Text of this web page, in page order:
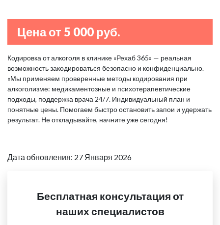
Цена от 5 000 руб.
Кодировка от алкоголя в клинике «Рехаб 365» — реальная
возможность закодироваться безопасно и конфиденциально.
«Мы применяем проверенные методы кодирования при
алкоголизме: медикаментозные и психотерапевтические
подходы, поддержка врача 24/7. Индивидуальный план и
понятные цены. Помогаем быстро остановить запои и удержать
результат. Не откладывайте, начните уже сегодня!
Дата обновления: 27 Января 2026
Бесплатная консультация от
наших специалистов